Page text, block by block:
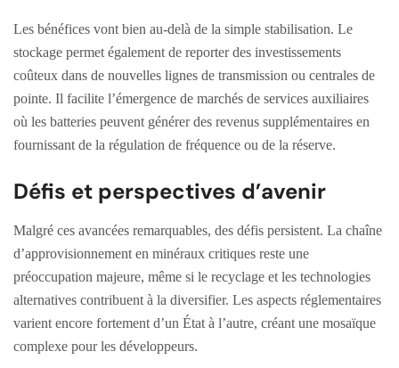
Les bénéfices vont bien au-delà de la simple stabilisation. Le
stockage permet également de reporter des investissements
coûteux dans de nouvelles lignes de transmission ou centrales de
pointe. Il facilite l’émergence de marchés de services auxiliaires
où les batteries peuvent générer des revenus supplémentaires en
fournissant de la régulation de fréquence ou de la réserve.
Défis et perspectives d’avenir
Malgré ces avancées remarquables, des défis persistent. La chaîne
d’approvisionnement en minéraux critiques reste une
préoccupation majeure, même si le recyclage et les technologies
alternatives contribuent à la diversifier. Les aspects réglementaires
varient encore fortement d’un État à l’autre, créant une mosaïque
complexe pour les développeurs.